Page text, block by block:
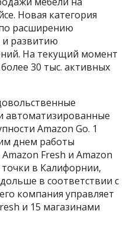
Новая категория
расширению
и развитию
На текущий момент
30 тыс. активных
автоматизированные
Amazon Go. 1
днем работы
Fresh и Amazon
в Калифорнии,
в соответствии с
компания управляет
и 15 магазинами